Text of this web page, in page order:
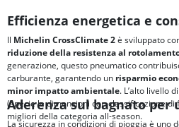
Efficienza energetica e
Il Michelin CrossClimate 2è sviluppato
riduzione della resistenza al
generazione, questo pneumatico
carburante, garantendo un risparmio
minor impatto ambientale. L’alto livello
(specie le dimensioni con classificazione di
migliori della categoria all-season.
Aderenza sul bagnato per
La sicurezza in condizioni di pioggia è uno